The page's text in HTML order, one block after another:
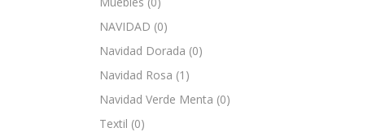
NAVIDAD (0)
Navidad Dorada (0)
Navidad Rosa (1)
Navidad Verde Menta (0)
Textil (0)